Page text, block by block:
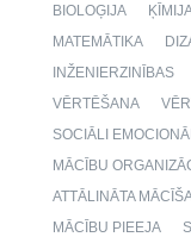
BIOLOĢIJA
MATEMĀTIKA
INŽENIERZINĪBAS
VĒRTĒŠANA
SOCIĀLI
MĀCĪBU
ATTĀLINĀTA
MĀCĪBU PIEEJA